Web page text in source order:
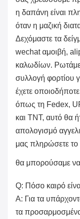
η δαπάνη είναι
όταν η μαζική
Δεχόμαστε τα
wechat αμοιβή,
καλωδίων. Ρωτάμε
συλλογή φορτίου
έχετε
όπως τη Fedex,
και TNT, αυτό θα
απολογισμό
μας πληρώσετε το
θα μπορούσαμε
Q: Πόσο καιρό
Α: Για τα
τα προσαρμοσμένα